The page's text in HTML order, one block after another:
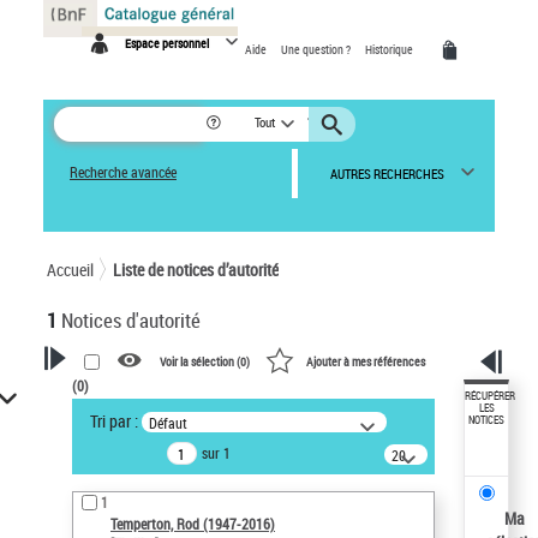
Espace personnel Aide Une question ? Historique
Tout
Recherche avancée AUTRES RECHERCHES
Accueil Liste de notices d’autorité
1 Notices d'autorité
VOTRE RECHERCHE
Recherche avancée dans les
notices d’autorité
Œuvres liées à l'auteur :
Temperton, Rod (1947-2016)
Voir la sélection (0) Ajouter à mes références
(0)
Tri par : Défaut
sur 1
20
résultats/page
1
Temperton, Rod (1947-2016)
RÉCUPÉRER
LES
NOTICES
Ma
Panneau de gestion des cookies